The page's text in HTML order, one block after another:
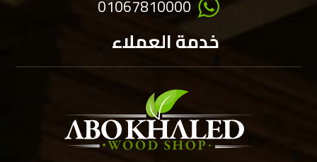
01067810000
خدمة العملاء